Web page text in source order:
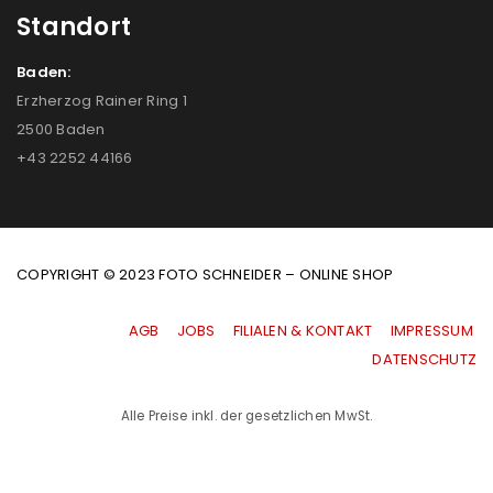
Standort
Baden:
Erzherzog Rainer Ring 1
2500 Baden
+43 2252 44166
COPYRIGHT © 2023 FOTO SCHNEIDER – ONLINE SHOP
AGB JOBS FILIALEN & KONTAKT
IMPRESSUM
|DATENSCHUTZ
Alle Preise inkl. der gesetzlichen MwSt.